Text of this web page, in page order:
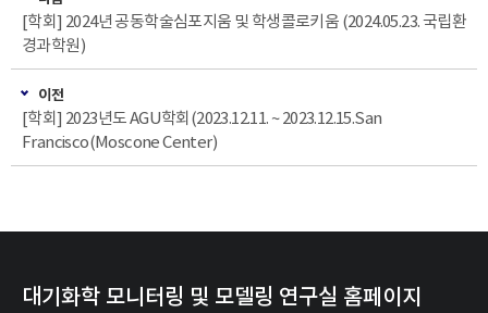
[학회] 2024년 공동학술심포지움 및 학생콜로키움 (2024.05.23. 국립환
경과학원)
이전
[학회] 2023년도 AGU학회(2023.12.11. ~ 2023.12.15.San
Francisco(Moscone Center)
대기화학 모니터링 및 모델링 연구실 홈페이지